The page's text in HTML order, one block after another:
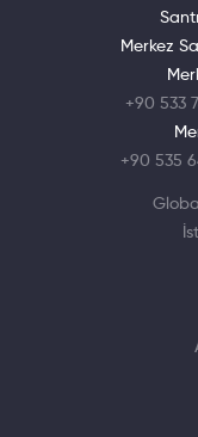
Merkez
+90 533
+90 535